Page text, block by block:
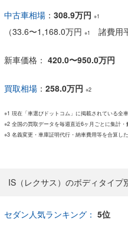
中古車相場 ： 308.9万円 ※1
（33.6〜1,168.0万円 ※1 諸費用
新車価格： 420.0〜950.0万円
買取相場 ： 258.0万円 ※2
※1 現在「車選びドットコム」に掲載されている全
※2 全国の買取データを毎週直近6ヶ月ごとに集計・
※3 名義変更・車庫証明代行・納車費用等を合算した
IS（レクサス）のボディタイプ
セダン人気ランキング： 5位